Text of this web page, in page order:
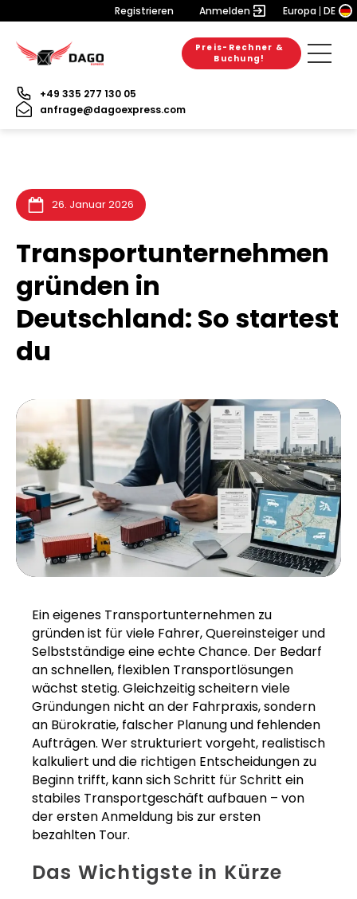
Registrieren Anmelden Europa DE
Preis-Rechner &
Buchung!
+49 335 277 130 05
anfrage@dagoexpress.com
26. Januar 2026
Transportunternehmen
gründen in
Deutschland: So startest
du
Ein eigenes Transportunternehmen zu
gründen ist für viele Fahrer, Quereinsteiger und
Selbstständige eine echte Chance. Der Bedarf
an schnellen, flexiblen Transportlösungen
wächst stetig. Gleichzeitig scheitern viele
Gründungen nicht an der Fahrpraxis, sondern
an Bürokratie, falscher Planung und fehlenden
Aufträgen. Wer strukturiert vorgeht, realistisch
kalkuliert und die richtigen Entscheidungen zu
Beginn trifft, kann sich Schritt für Schritt ein
stabiles Transportgeschäft aufbauen – von
der ersten Anmeldung bis zur ersten
bezahlten Tour.
Das Wichtigste in Kürze
6. August 2026
31. Juli 2026
28. Juli 2026